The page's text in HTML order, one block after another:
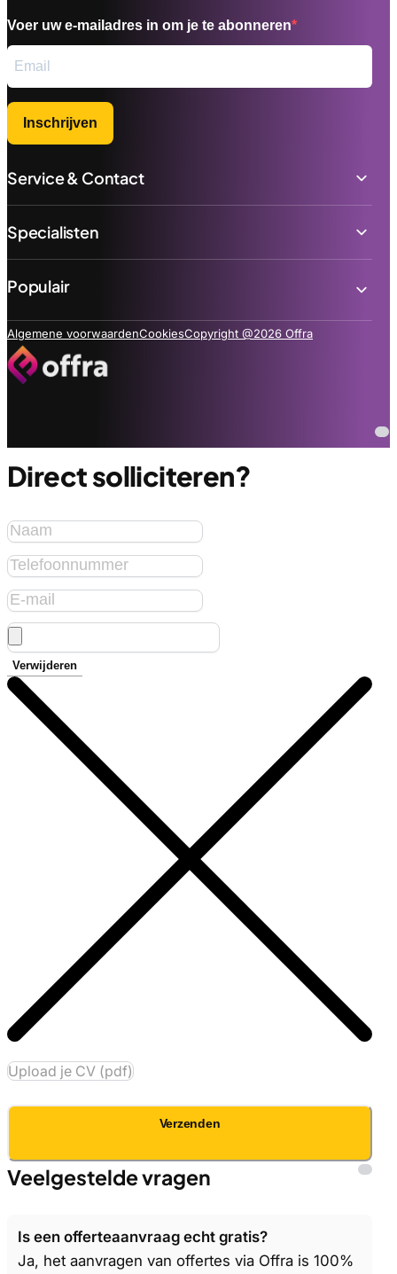
Voer uw e-mailadres in om je te abonneren
Inschrijven
Service & Contact
Specialisten
Populair
Algemene voorwaardenCookiesCopyright @2026 Offra
Direct solliciteren?
Verwijderen
Upload je CV (pdf)
Verzenden
Veelgestelde vragen
Is een offerteaanvraag echt gratis?
Ja, het aanvragen van offertes via Offra is 100%